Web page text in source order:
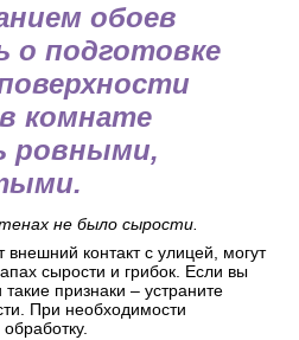
обоев
о подготовке
комнате
ровными,
не было сырости.
контакт с улицей, могут
сырости и грибок. Если вы
признаки – устраните
При необходимости